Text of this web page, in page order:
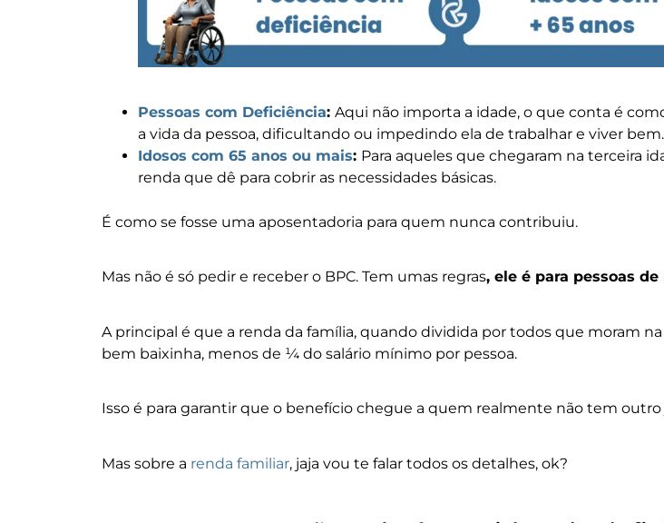
Pessoas com Deficiência: Aqui não importa a idade, o que conta é
a vida da pessoa, dificultando ou impedindo ela de trabalhar e viver bem.
Idosos com 65 anos ou mais: Para aqueles que chegaram na terceira
renda que dê para cobrir as necessidades básicas.
É como se fosse uma aposentadoria para quem nunca contribuiu.
Mas não é só pedir e receber o BPC. Tem umas regras, ele é para pessoas
A principal é que a renda da família, quando dividida por todos que moram
bem baixinha, menos de ¼ do salário mínimo por pessoa.
Isso é para garantir que o benefício chegue a quem realmente não tem
Mas sobre a renda familiar, jaja vou te falar todos os detalhes, ok?